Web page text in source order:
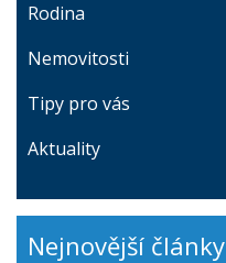
Rodina
Nemovitosti
Tipy pro vás
Aktuality
Nejnovější články